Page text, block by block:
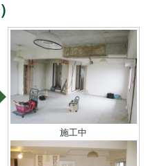
施工中